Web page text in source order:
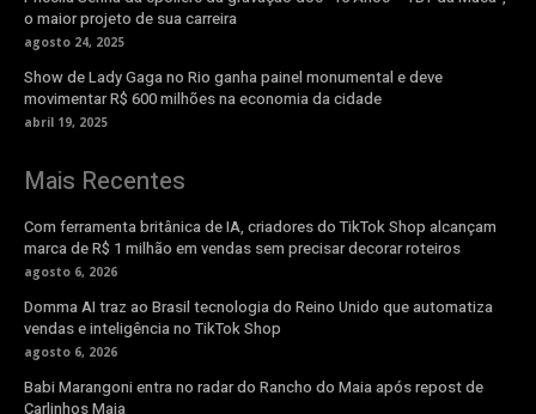
o maior projeto de sua carreira
agosto 24, 2025
Show de Lady Gaga no Rio ganha painel monumental e deve
movimentar R$ 600 milhões na economia da cidade
abril 19, 2025
Mais Recentes
Com ferramenta britânica de IA, criadores do TikTok Shop alcançam
marca de R$ 1 milhão em vendas sem precisar decorar roteiros
agosto 6, 2026
Domma AI traz ao Brasil tecnologia do Reino Unido que automatiza
vendas e inteligência no TikTok Shop
agosto 6, 2026
Babi Marangoni entra no radar do Rancho do Maia após repost de
Carlinhos Maia